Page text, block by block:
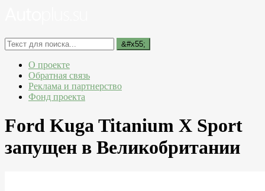
О проекте
Обратная связь
Реклама и партнерство
Фонд проекта
Ford Kuga Titanium X Sport
запущен в Великобритании